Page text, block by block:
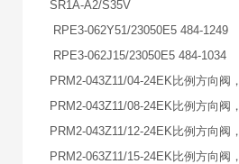
SR1A-A2/S35V
RPE3-062Y51/23050E5 484-1249
RPE3-062J15/23050E5 484-1034
PRM2-043Z11/04-24EK比例方向阀，
PRM2-043Z11/08-24EK比例方向阀，
PRM2-043Z11/12-24EK比例方向阀，
PRM2-063Z11/15-24EK比例方向阀，